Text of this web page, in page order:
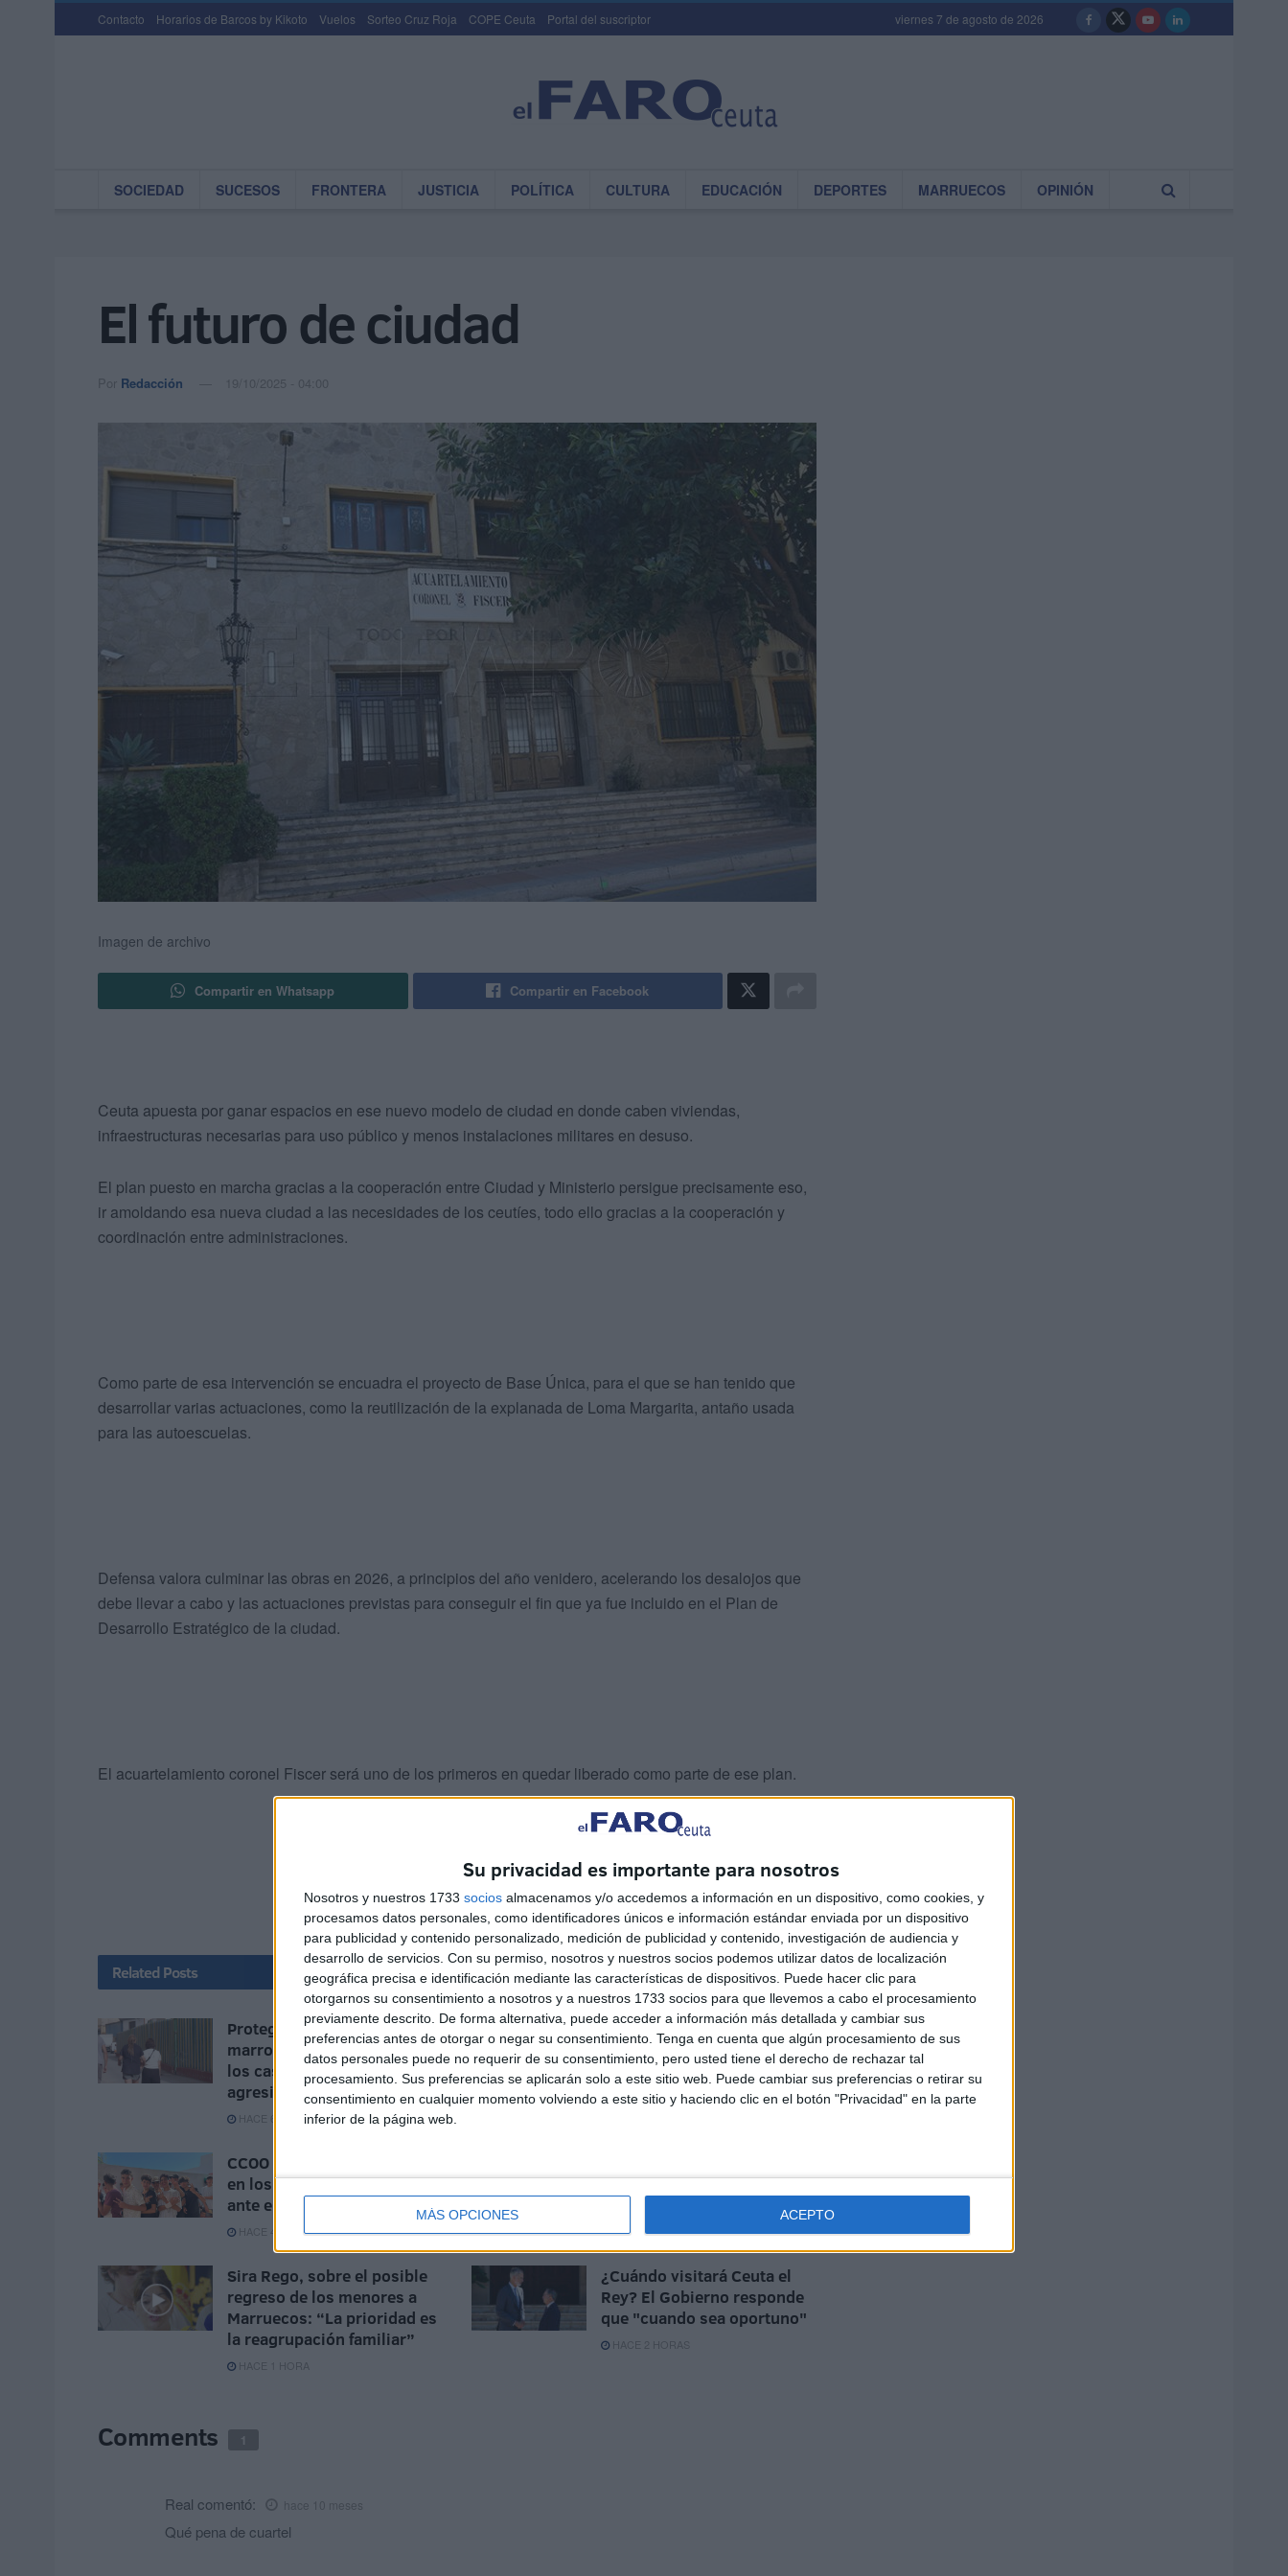
Su privacidad es importante para nosotros
Nosotros y nuestros 1733 socios almacenamos y/o accedemos a información en un dispositivo, como cookies, y
procesamos datos personales, como identificadores únicos e información estándar enviada por un dispositivo
para publicidad y contenido personalizado, medición de publicidad y contenido, investigación de audiencia y
desarrollo de servicios. Con su permiso, nosotros y nuestros socios podemos utilizar datos de localización
geográfica precisa e identificación mediante las características de dispositivos. Puede hacer clic para
otorgarnos su consentimiento a nosotros y a nuestros 1733 socios para que llevemos a cabo el procesamiento
previamente descrito. De forma alternativa, puede acceder a información más detallada y cambiar sus
preferencias antes de otorgar o negar su consentimiento. Tenga en cuenta que algún procesamiento de sus
datos personales puede no requerir de su consentimiento, pero usted tiene el derecho de rechazar tal
procesamiento. Sus preferencias se aplicarán solo a este sitio web. Puede cambiar sus preferencias o retirar su
consentimiento en cualquier momento volviendo a este sitio y haciendo clic en el botón "Privacidad" en la parte
inferior de la página web.
MÁS OPCIONES ACEPTO
Contacto Horarios de Barcos by Kikoto Vuelos Sorteo Cruz Roja COPE Ceuta Portal del suscriptor viernes 7 de agosto de 2026
SOCIEDAD SUCESOS FRONTERA JUSTICIA POLÍTICA CULTURA EDUCACIÓN DEPORTES MARRUECOS OPINIÓN
El futuro de ciudad
Por Redacción 19/10/2025 - 04:00
Imagen de archivo
Compartir en Whatsapp Compartir en Facebook
Ceuta apuesta por ganar espacios en ese nuevo modelo de ciudad en donde caben viviendas,
infraestructuras necesarias para uso público y menos instalaciones militares en desuso.
El plan puesto en marcha gracias a la cooperación entre Ciudad y Ministerio persigue precisamente eso,
ir amoldando esa nueva ciudad a las necesidades de los ceutíes, todo ello gracias a la cooperación y
coordinación entre administraciones.
Como parte de esa intervención se encuadra el proyecto de Base Única, para el que se han tenido que
desarrollar varias actuaciones, como la reutilización de la explanada de Loma Margarita, antaño usada
para las autoescuelas.
Defensa valora culminar las obras en 2026, a principios del año venidero, acelerando los desalojos que
debe llevar a cabo y las actuaciones previstas para conseguir el fin que ya fue incluido en el Plan de
Desarrollo Estratégico de la ciudad.
El acuartelamiento coronel Fiscer será uno de los primeros en quedar liberado como parte de ese plan.
Related Posts
Proteger a niñas
marroquíes: prioridad ante
los casos de violación y
agresiones
HACE 6 MINUTOS
La filiación de menores
avanza con un grupo de
niñas marroquíes
HACE 36 MINUTOS
CCOO exige más vigilancia
en los centros de menores
ante el hacinamiento
HACE 44 MINUTOS
Guardia Civil aborta un pase
de inmigrantes en yate
HACE 1 HORA
Sira Rego, sobre el posible
regreso de los menores a
Marruecos: “La prioridad es
la reagrupación familiar”
HACE 1 HORA
¿Cuándo visitará Ceuta el
Rey? El Gobierno responde
que "cuando sea oportuno"
HACE 2 HORAS
Comments 1
Real comentó: hace 10 meses
Qué pena de cuartel